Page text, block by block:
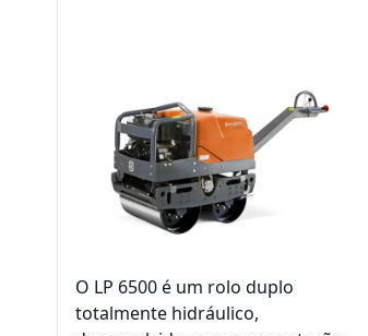
O LP 6500 é um rolo duplo
totalmente hidráulico,